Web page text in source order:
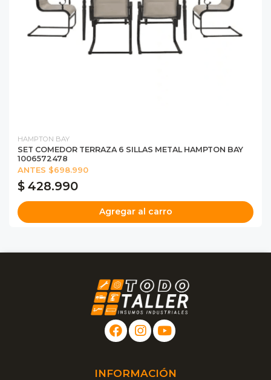
HAMPTON BAY
SET COMEDOR TERRAZA 6 SILLAS METAL HAMPTON BAY
1006572478
ANTES $698.990
$ 428.990
Agregar al carro
INFORMACIÓN